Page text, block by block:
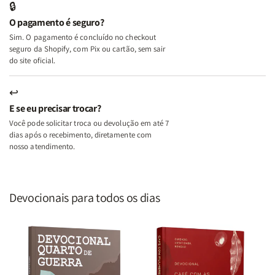
Lar
Lar
🔒
O pagamento é seguro?
Sim. O pagamento é concluído no checkout
seguro da Shopify, com Pix ou cartão, sem sair
do site oficial.
↩
E se eu precisar trocar?
Você pode solicitar troca ou devolução em até 7
dias após o recebimento, diretamente com
nosso atendimento.
Devocionais para todos os dias